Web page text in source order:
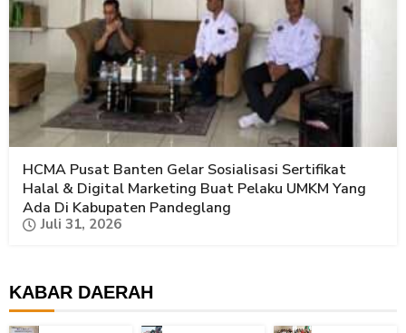
HCMA Pusat Banten Gelar Sosialisasi Sertifikat
Halal & Digital Marketing Buat Pelaku UMKM Yang
Ada Di Kabupaten Pandeglang
Juli 31, 2026
KABAR DAERAH